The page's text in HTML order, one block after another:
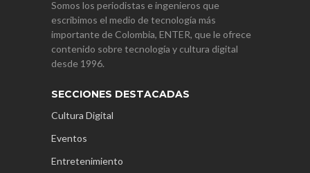
Somos los periodistas e ingenieros que
escribimos el medio de tecnología más
importante de Colombia, ENTER, que le ofrece
contenido sobre tecnología y cultura digital
desde 1996.
SECCIONES DESTACADAS
Cultura Digital
Eventos
Entretenimiento